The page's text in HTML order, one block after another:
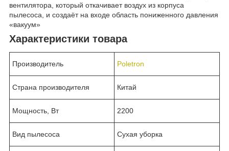
вентилятора, который откачивает воздух из корпуса
пылесоса, и создаёт на входе область пониженного давления
«вакуум»
Характеристики товара
Производитель Poletron
Страна производителя Китай
Мощность, Вт 2200
Вид пылесоса Сухая уборка